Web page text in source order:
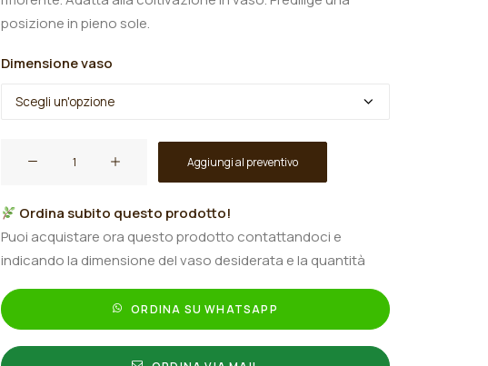
posizione in pieno sole.
Dimensione vaso
le
farfalle
"Sunshine
Babylon
Eyes®"
Aggiungi al preventivo
Ordina subito questo prodotto!
Puoi acquistare ora questo prodotto contattandoci e
indicando la dimensione del vaso desiderata e la quantità
ORDINA SU WHATSAPP